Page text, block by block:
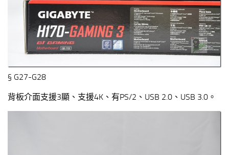
§ G27-G28
背板介面支援3顯、支援4K、有PS/2、USB 2.0、USB 3.0。